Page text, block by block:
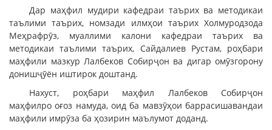
Дар маҳфил мудири кафедраи таърих ва методикаи
таълими таърих, номзади илмҳои таърих Холмуродзода
Меҳрафрӯз, муаллими калони кафедраи таърих ва
методикаи таълими таърих, Сайдалиев Рустам, роҳбари
маҳфили мазкур Лалбеков Собирҷон ва дигар омӯзгорону
донишҷӯён иштирок доштанд.
Нахуст, роҳбари маҳфил Лалбеков Собирҷон
маҳфилро оғоз намуда, оид ба мавзӯҳои баррасишавандаи
маҳфили имрӯза ба ҳозирин маълумот доданд.